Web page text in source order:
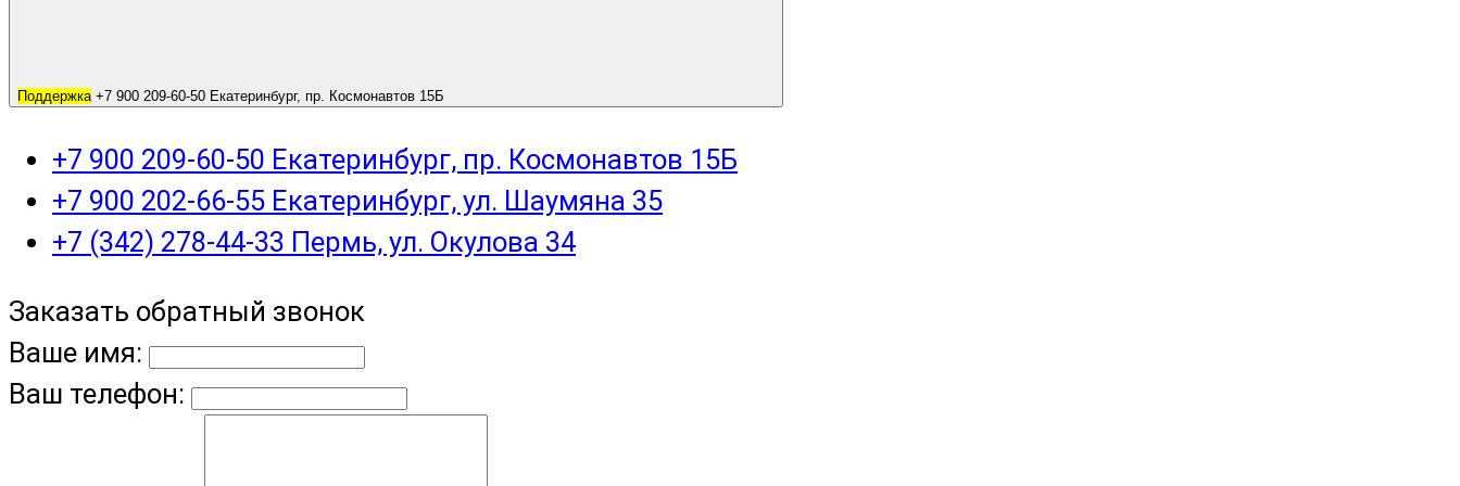
Поддержка +7 900 209-60-50 Екатеринбург, пр. Космонавтов 15Б
+7 900 209-60-50 Екатеринбург, пр. Космонавтов 15Б
+7 900 202-66-55 Екатеринбург, ул. Шаумяна 35
+7 (342) 278-44-33 Пермь, ул. Окулова 34
Заказать обратный звонок
Ваше имя:
Ваш телефон: